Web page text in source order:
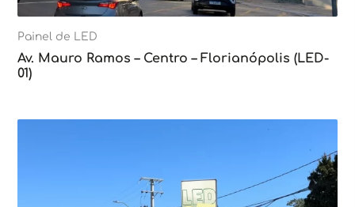
Painel de LED
Av. Mauro Ramos – Centro – Florianópolis (LED-
01)